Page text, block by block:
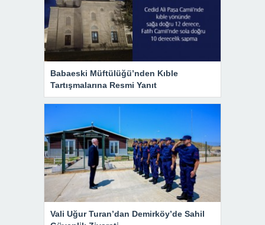
Babaeski Müftülüğü’nden Kıble
Tartışmalarına Resmi Yanıt
Vali Uğur Turan’dan Demirköy’de Sahil